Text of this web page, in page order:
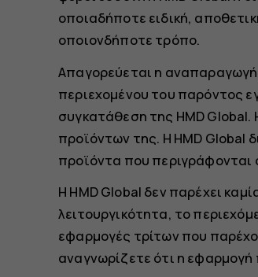
οποιαδήποτε ειδική,
οποιονδήποτε τρόπο.
Απαγορεύεται η
περιεχομένου του παρόντος
συγκατάθεση της HMD Global.
προϊόντων της. Η HMD Global
προϊόντα που
Η HMD Global δεν παρέχει
λειτουργικότητα, το
εφαρμογές τρίτων που
αναγνωρίζετε ότι η εφαρμογή